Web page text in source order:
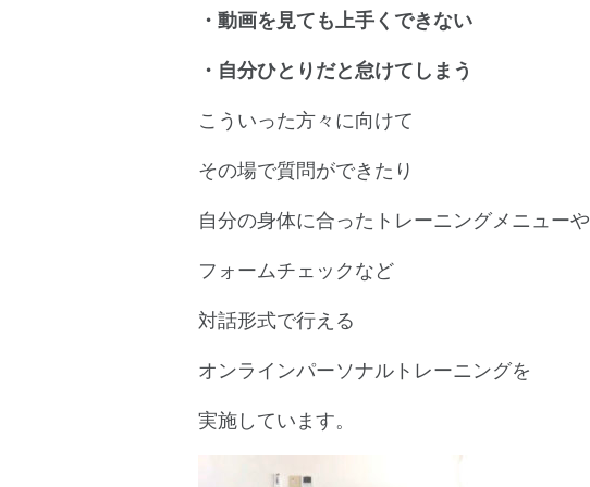
・動画を見ても上手くできない
・自分ひとりだと怠けてしまう
こういった方々に向けて
その場で質問ができたり
自分の身体に合ったトレーニングメニューや
フォームチェックなど
対話形式で行える
オンラインパーソナルトレーニングを
実施しています。